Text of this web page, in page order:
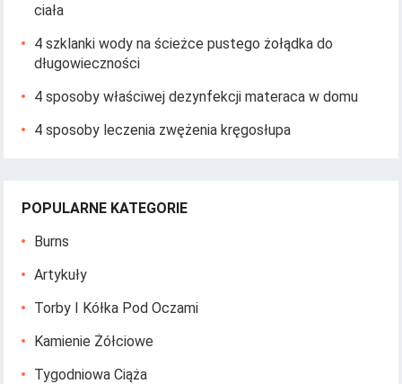
ciała
4 szklanki wody na ścieżce pustego żołądka do
długowieczności
4 sposoby właściwej dezynfekcji materaca w domu
4 sposoby leczenia zwężenia kręgosłupa
POPULARNE KATEGORIE
Burns
Artykuły
Torby I Kółka Pod Oczami
Kamienie Żółciowe
Tygodniowa Ciąża